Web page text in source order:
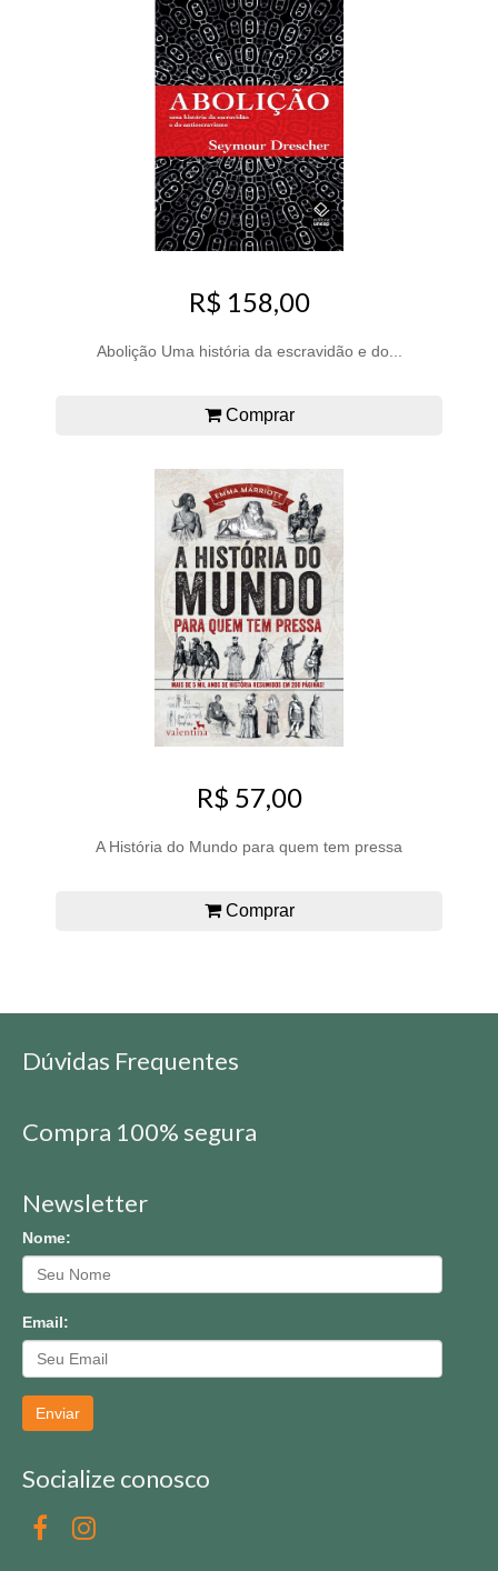
R$ 158,00
Abolição Uma história da escravidão e do...
Comprar
R$ 57,00
A História do Mundo para quem tem pressa
Comprar
Dúvidas Frequentes
Compra 100% segura
Newsletter
Nome:
Email:
Enviar
Socialize conosco